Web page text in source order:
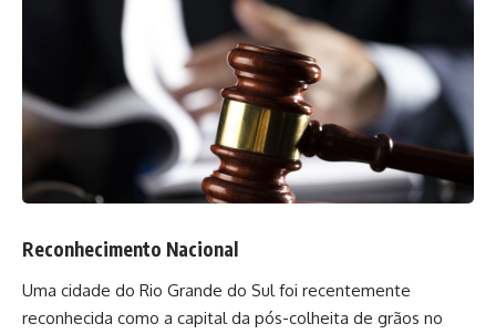
Reconhecimento Nacional
Uma cidade do Rio Grande do Sul foi recentemente
reconhecida como a capital da pós-colheita de grãos no